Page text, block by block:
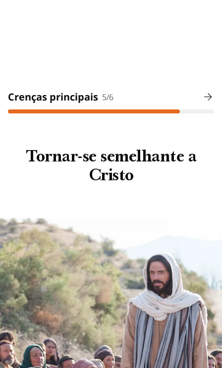
Crenças principais 5/6
Tornar-se semelhante a
Cristo